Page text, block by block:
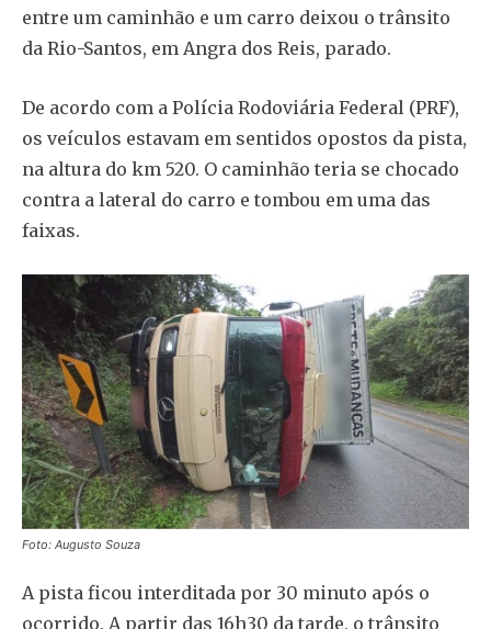
entre um caminhão e um carro deixou o trânsito
da Rio-Santos, em Angra dos Reis, parado.
De acordo com a Polícia Rodoviária Federal (PRF),
os veículos estavam em sentidos opostos da pista,
na altura do km 520. O caminhão teria se chocado
contra a lateral do carro e tombou em uma das
faixas.
Foto: Augusto Souza
A pista ficou interditada por 30 minuto após o
ocorrido. A partir das 16h30 da tarde, o trânsito